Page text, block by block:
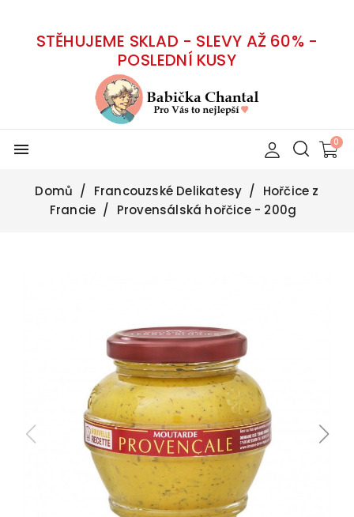
STĚHUJEME SKLAD - SLEVY AŽ 60% -
POSLEDNÍ KUSY
menu
Domů Francouzské Delikatesy
Hořčice z
Francie
Provensálská hořčice - 200g